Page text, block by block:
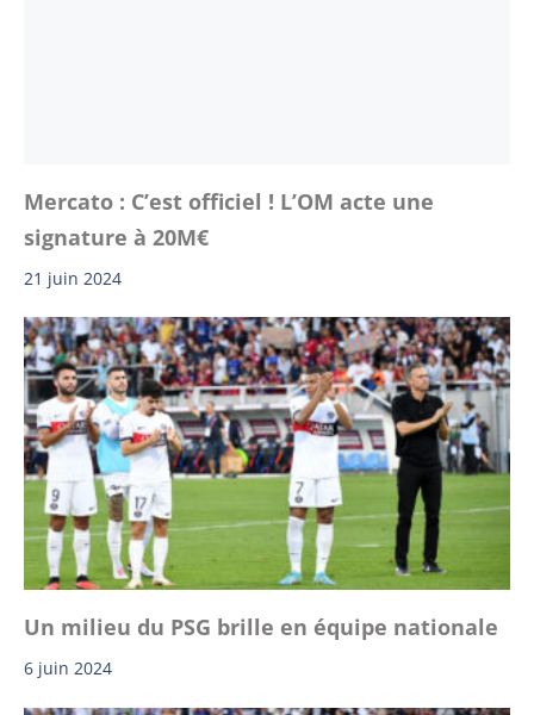
Mercato : C’est officiel ! L’OM acte une
signature à 20M€
21 juin 2024
Un milieu du PSG brille en équipe nationale
6 juin 2024